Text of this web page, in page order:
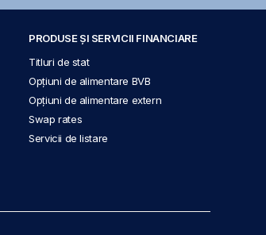
PRODUSE ȘI SERVICII FINANCIARE
Titluri de stat
Opțiuni de alimentare BVB
Opțiuni de alimentare extern
Swap rates
Servicii de listare